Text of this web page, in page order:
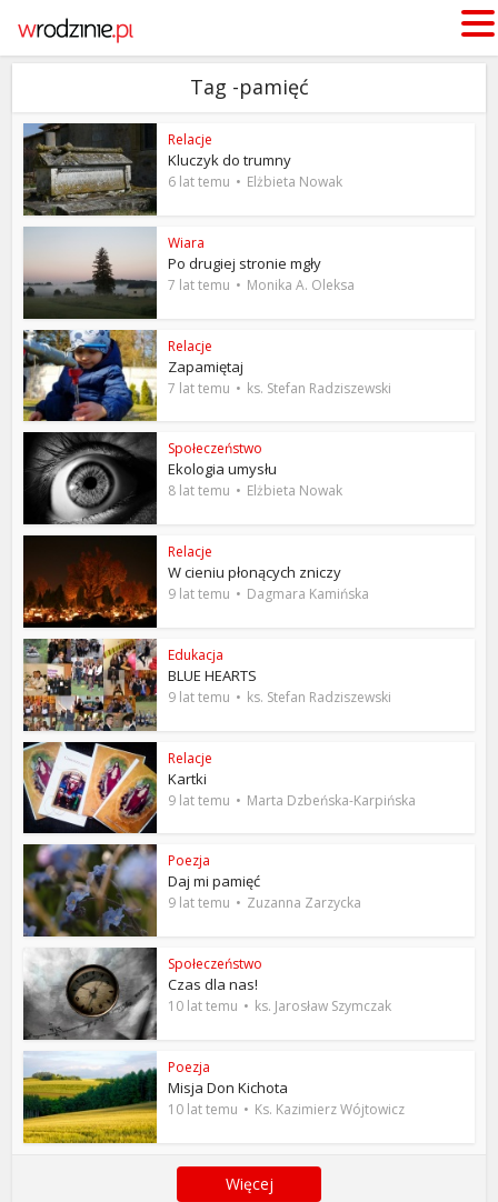
Tag -pamięć
Relacje
Kluczyk do trumny
6 lat temu Elżbieta Nowak
Wiara
Po drugiej stronie mgły
7 lat temu Monika A. Oleksa
Relacje
Zapamiętaj
7 lat temu ks. Stefan Radziszewski
Społeczeństwo
Ekologia umysłu
8 lat temu Elżbieta Nowak
Relacje
W cieniu płonących zniczy
9 lat temu Dagmara Kamińska
Edukacja
BLUE HEARTS
9 lat temu ks. Stefan Radziszewski
Relacje
Kartki
9 lat temu Marta Dzbeńska-Karpińska
Poezja
Daj mi pamięć
9 lat temu Zuzanna Zarzycka
Społeczeństwo
Czas dla nas!
10 lat temu ks. Jarosław Szymczak
Poezja
Misja Don Kichota
10 lat temu Ks. Kazimierz Wójtowicz
Więcej